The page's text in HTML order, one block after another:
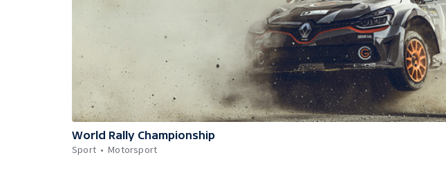
World Rally Championship
Sport
Motorsport